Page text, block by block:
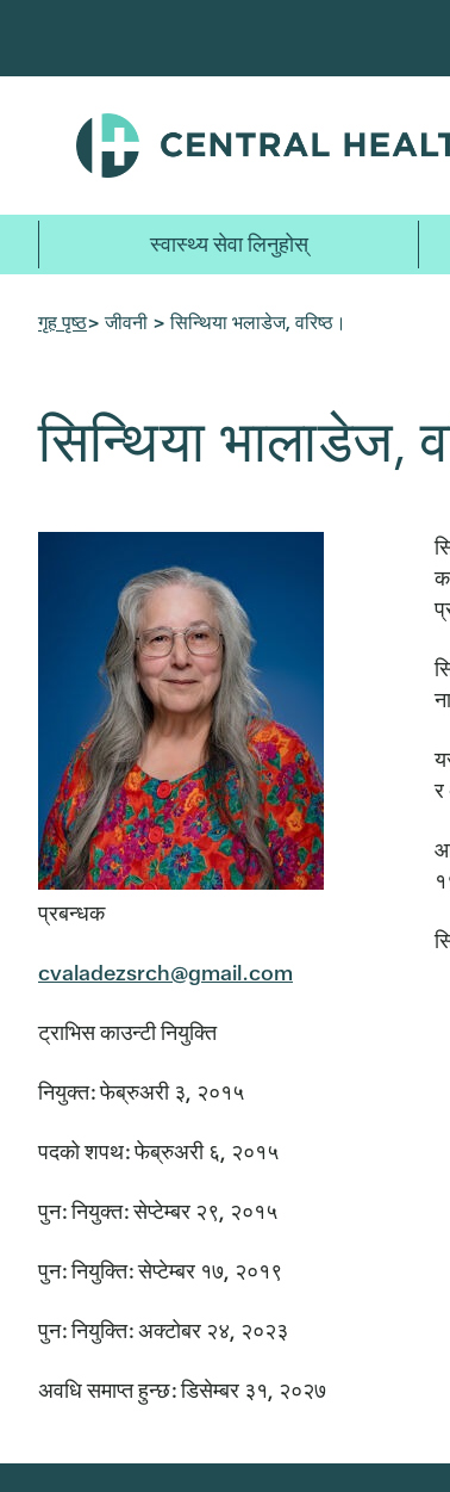
जानुहोस्
स्वास्थ्य सेवा लिनुहोस्
गृह पृष्ठ> जीवनी > सिन्थिया भलाडेज, वरिष्ठ।
सिन्थिया भालाडेज,
प्रबन्धक
cvaladezsrch@gmail.com
ट्राभिस काउन्टी नियुक्ति
नियुक्त: फेब्रुअरी ३, २०१५
पदको शपथ: फेब्रुअरी ६, २०१५
पुन: नियुक्त: सेप्टेम्बर २९, २०१५
पुन: नियुक्ति: सेप्टेम्बर १७, २०१९
पुन: नियुक्ति: अक्टोबर २४, २०२३
अवधि समाप्त हुन्छ: डिसेम्बर ३१, २०२७
र